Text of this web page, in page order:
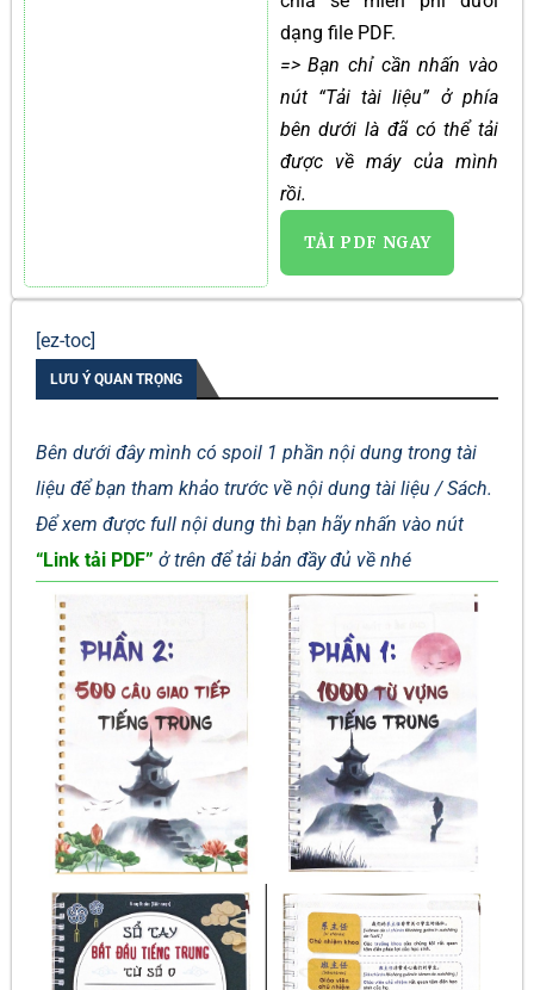
dạng file PDF.
=> Bạn chỉ cần nhấn vào
nút “Tải tài liệu” ở phía
bên dưới là đã có thể tải
được về máy của mình
rồi.
TẢI PDF NGAY
[ez-toc]
LƯU Ý QUAN TRỌNG
Bên dưới đây mình có spoil 1 phần nội dung trong tài
liệu để bạn tham khảo trước về nội dung tài liệu / Sách.
Để xem được full nội dung thì bạn hãy nhấn vào nút
“Link tải PDF” ở trên để tải bản đầy đủ về nhé